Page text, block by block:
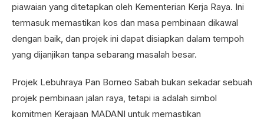
piawaian yang ditetapkan oleh Kementerian Kerja Raya. Ini
termasuk memastikan kos dan masa pembinaan dikawal
dengan baik, dan projek ini dapat disiapkan dalam tempoh
yang dijanjikan tanpa sebarang masalah besar.
Projek Lebuhraya Pan Borneo Sabah bukan sekadar sebuah
projek pembinaan jalan raya, tetapi ia adalah simbol
komitmen Kerajaan MADANI untuk memastikan